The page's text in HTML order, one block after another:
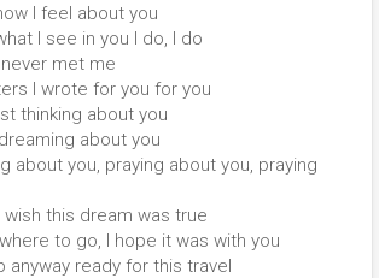
I feel about you
I see in you I do, I do
met me
I wrote for you for you
thinking about you
about you
about you, praying about you, praying
wish this dream was true
to go, I hope it was with you
anyway ready for this travel